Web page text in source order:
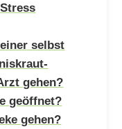
selbst
gehen?
geöffnet?
gehen?